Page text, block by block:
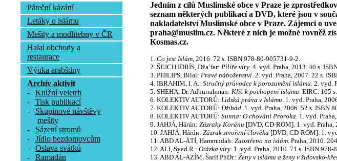
Páteční kázání
Letáky o islámu
Mešity a modlitebny v ČR
Halal obchody a
restaurace
Výuka arabštiny
Archív aktivit
-
Knižní veletrh
-
Tisk publikací
-
Skupinové návštěvy
mešity
-
Sázení stromů
-
Jídlo bezdomovcům
-
Oslava svátků
-
Ramadán
Jedním z cílů Muslimské obce v Praze je
seznam některých publikací a DVD, které jsou v
nakladatelství Muslimské obce v Praze. Zájemci o
praha@muslim.cz. Některé z nich je možné rovněž
Kosmas.cz.
1. Co jest Islám, 2016. 72 s. ISBN 978-80-905731-9-2.
2. ŠEJCH IDRÍS, Džaʿfar: Pilíře víry. 4. vyd. Praha, 2013. 40 s.
3. PHILIPS, Bilal: Pravé náboženství. 2. vyd. Praha, 2007. 22 s.
4. IBRAHIM, I. A.: Stručný průvodce k porozumění islámu. 2. vyd.
5. SHEHA, Dr. Adburrahman: Klíč k pochopení islámu. EIRC. 105 s.
6. KOLEKTIV AUTORŮ: Lidská práva v Islámu. 1. vyd. Praha,
7. KOLEKTIV AUTORŮ: Džihád. 1. vyd. Praha, 2006. 52 s. ISBN
8. KOLEKTIV AUTORŮ: Sunna: O chování Proroka. 1. vyd.
9. JAHJÁ, Hárún: Zázraky Koránu [DVD, CD-ROM]. 1. vyd. Praha,
10. JAHJÁ, Hárún: Zázrak stvoření člověka [DVD, CD-ROM]. 1.
11. ABD AL-ÁTÍ, Hammudah: Zaostřeno na islám. Praha, 2010.
12. ALI, Syed R.: Otázka víry. 1. vyd. Praha, 2010. 71 s. ISBN 978-
13. ABD AL-AZÍM, Šaríf PhDr.: Ženy v islámu a ženy v židovsko-